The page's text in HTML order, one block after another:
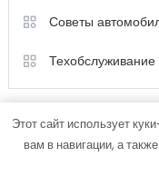
Советы
Тема:
Этот сайт использует
вам в навигации, а